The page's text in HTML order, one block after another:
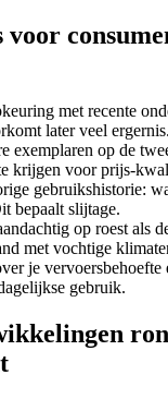
met recente
later veel ergernis.
exemplaren op de
krijgen voor prijs-
gebruikshistorie:
bepaalt slijtage.
op roest als
met vochtige
je
gebruik.